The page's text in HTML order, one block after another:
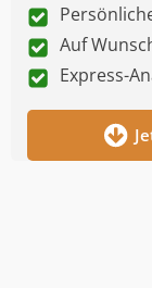
Auf
Express-